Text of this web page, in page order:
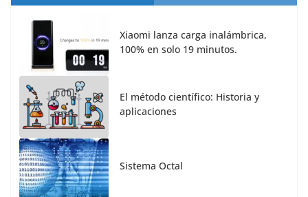
Xiaomi lanza carga inalámbrica,
100% en solo 19 minutos.
El método científico: Historia y
aplicaciones
Sistema Octal